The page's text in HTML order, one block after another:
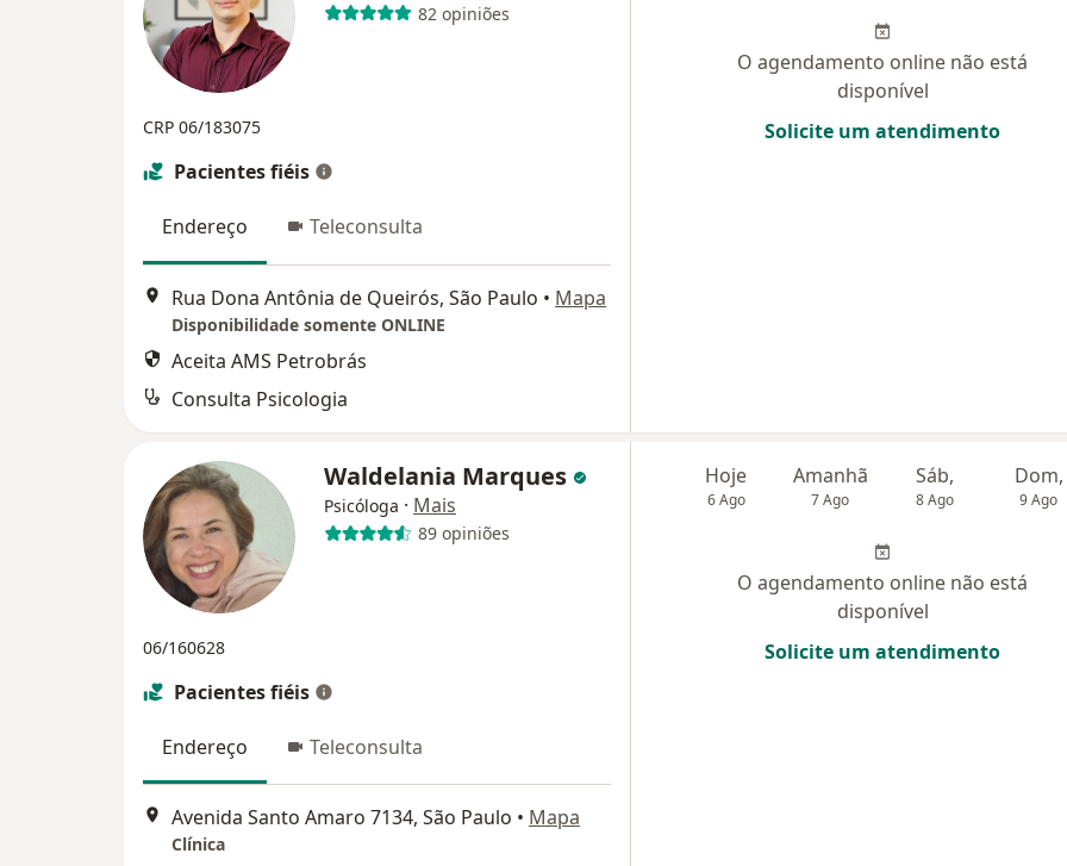
82 opiniões
CRP 06/183075
Pacientes fiéis
Endereço Teleconsulta
Rua Dona Antônia de Queirós, São Paulo • Mapa
Disponibilidade somente ONLINE
Aceita AMS Petrobrás
Consulta Psicologia
O agendamento online não está
disponível
Solicite um atendimento
Waldelania Marques
Psicóloga · Mais
89 opiniões
06/160628
Pacientes fiéis
Endereço Teleconsulta
Avenida Santo Amaro 7134, São Paulo • Mapa
Clínica
Hoje
6 Ago
Amanhã
7 Ago
Sáb,
8 Ago
Dom,
9 Ago
O agendamento online não está
disponível
Solicite um atendimento